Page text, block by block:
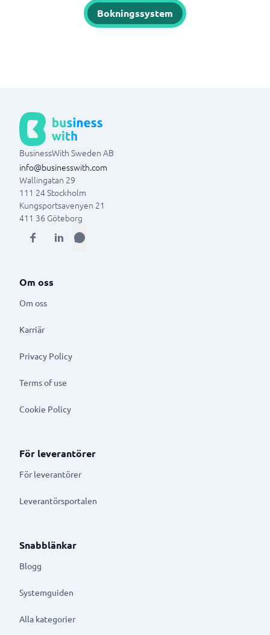
Bokningssystem
BusinessWith Sweden AB
info@businesswith.com
Wallingatan 29
111 24Stockholm
Kungsportsavenyen 21
411 36 Göteborg
Om oss
Om oss
Karriär
Privacy Policy
Terms of use
Cookie Policy
För leverantörer
För leverantörer
Leverantörsportalen
Snabblänkar
Blogg
Systemguiden
Alla kategorier